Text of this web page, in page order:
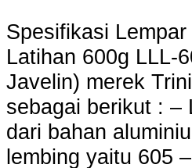
Spesifikasi Lempar
Latihan 600g LLL-
Javelin) merek
sebagai berikut : –
dari bahan
lembing yaitu 605